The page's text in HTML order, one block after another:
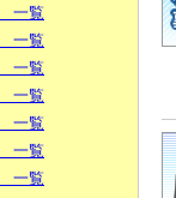
一覧
一覧
一覧
一覧
一覧
一覧
一覧